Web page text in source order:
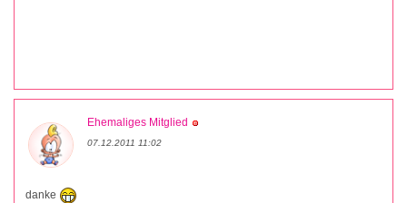
Ehemaliges Mitglied
07.12.2011 11:02
danke